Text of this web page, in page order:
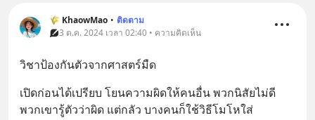
🌾 KhaowMao • ติดตาม
3 ต.ค. 2024 เวลา 02:40 • ความคิดเห็น
วิชาป้องกันตัวจากศาสตร์มืด
เปิดก่อนได้เปรียบ โยนความผิดให้คนอื่น พวกนิสัยไม่ดี
พวกเขารู้ตัวว่าผิด แต่กลัว บางคนก็ใช้วิธีโมโหใส่